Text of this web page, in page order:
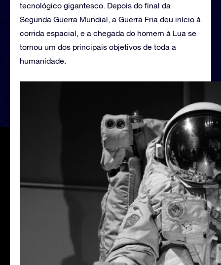
tecnológico gigantesco. Depois do final da
Segunda Guerra Mundial, a Guerra Fria deu início à
corrida espacial, e a chegada do homem à Lua se
tornou um dos principais objetivos de toda a
humanidade.